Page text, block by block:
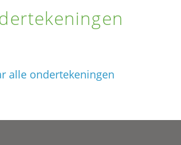
alle ondertekeningen